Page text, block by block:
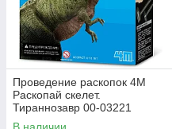
Проведение раскопок 4M
Раскопай скелет.
Тираннозавр 00-03221